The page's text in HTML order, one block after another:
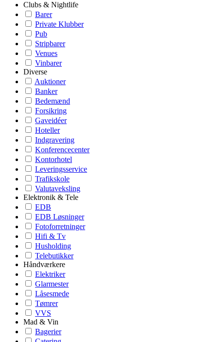
Clubs & Nightlife
Barer
Private Klubber
Pub
Stripbarer
Venues
Vinbarer
Diverse
Auktioner
Banker
Bedemænd
Forsikring
Gaveidéer
Hoteller
Indgravering
Konferencecenter
Kontorhotel
Leveringsservice
Trafikskole
Valutaveksling
Elektronik & Tele
EDB
EDB Løsninger
Fotoforretninger
Hifi & Tv
Husholding
Telebutikker
Håndværkere
Elektriker
Glarmester
Låsesmede
Tømrer
VVS
Mad & Vin
Bagerier